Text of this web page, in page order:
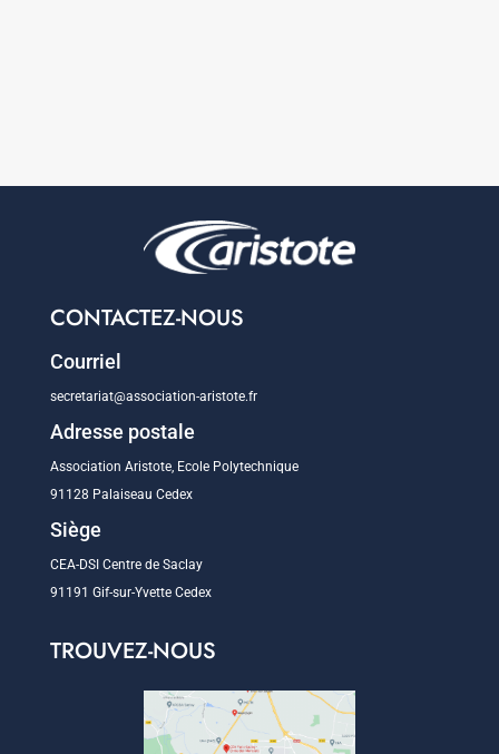
CONTACTEZ-NOUS
Courriel
secretariat@association-aristote.fr
Adresse postale
Association Aristote, Ecole Polytechnique
91128 Palaiseau Cedex
Siège
CEA-DSI Centre de Saclay
91191 Gif-sur-Yvette Cedex
TROUVEZ-NOUS